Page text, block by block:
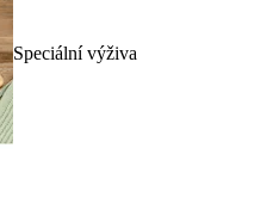
Speciální výživa